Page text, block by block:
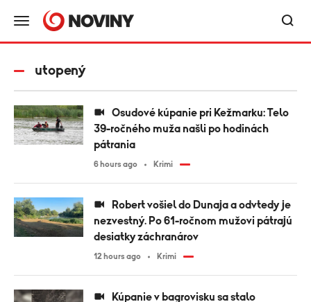
utopený
39-ročného muža našli po hodinách
pátrania
6 hours ago Krimi
nezvestný. Po 61-ročnom mužovi pátrajú
desiatky záchranárov
12 hours ago Krimi